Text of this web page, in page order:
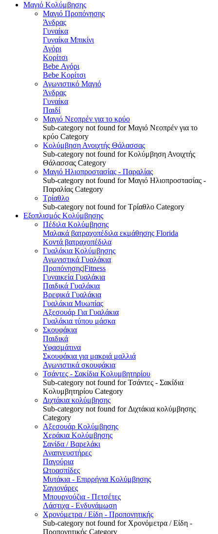
Μαγιό Κολύμβησης
Μαγιό Προπόνησης
Άνδρας
Γυναίκα
Γυναίκα Μπικίνι
Αγόρι
Κορίτσι
Bebe Αγόρι
Bebe Κορίτσι
Αγωνιστικό Μαγιό
Άνδρας
Γυναίκα
Παιδί
Μαγιό Νεοπρέν για το κρύο
Sub-category not found for Μαγιό Νεοπρέν για το
κρύο Category
Κολύμβηση Ανοιχτής Θάλασσας
Sub-category not found for Κολύμβηση Ανοιχτής
Θάλασσας Category
Μαγιό Ηλιοπροστασίας - Παραλίας
Sub-category not found for Μαγιό Ηλιοπροστασίας -
Παραλίας Category
Τρίαθλο
Sub-category not found for Τρίαθλο Category
Εξοπλισμός Κολύμβησης
Πέδιλα Κολύμβησης
Μαλακά βατραχοπέδιλα εκμάθησης Florida
Κοντά βατραχοπέδιλα
Γυαλάκια Κολύμβησης
Αγωνιστικά Γυαλάκια
Προπόνησης|Fitness
Γυναικεία Γυαλάκια
Παιδικά Γυαλάκια
Βρεφικά Γυαλάκια
Γυαλάκια Μυωπίας
Αξεσουάρ Για Γυαλάκια
Γυαλάκια τύπου μάσκα
Σκουφάκια
Παιδικά
Υφασμάτινα
Σκουφάκια για μακριά μαλλιά
Αγωνιστικά σκουφάκια
Τσάντες - Σακίδια Κολυμβητηρίου
Sub-category not found for Τσάντες - Σακίδια
Κολυμβητηρίου Category
Διχτάκια κολύμβησης
Sub-category not found for Διχτάκια κολύμβησης
Category
Αξεσουάρ Κολύμβησης
Χεράκια Κολύμβησης
Σανίδα / Βαρελάκι
Αναπνευστήρες
Παγούρια
Ωτοασπίδες
Μυτάκια - Επιρρήνια Κολύμβησης
Σαγιονάρες
Μπουρνούζια - Πετσέτες
Λάστιχα - Ενδυνάμωση
Χρονόμετρα / Είδη - Προπονητικής
Sub-category not found for Χρονόμετρα / Είδη -
Προπονητικής Category